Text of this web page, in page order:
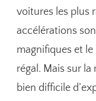
voitures les plus
accélérations
magnifiques et
régal. Mais sur
bien difficile